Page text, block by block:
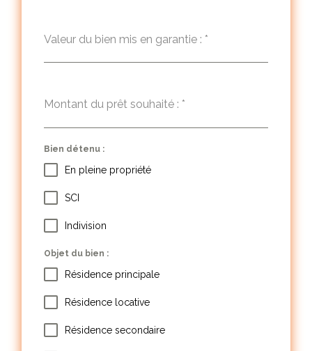
Valeur du bien mis en garantie : *
Montant du prêt souhaité : *
Bien détenu :
En pleine propriété
SCI
Indivision
Objet du bien :
Résidence principale
Résidence locative
Résidence secondaire